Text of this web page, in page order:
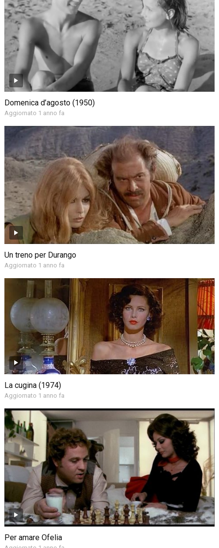
Domenica d’agosto (1950)
Aggiornato 1 anno fa
Un treno per Durango
Aggiornato 1 anno fa
La cugina (1974)
Aggiornato 1 anno fa
Per amare Ofelia